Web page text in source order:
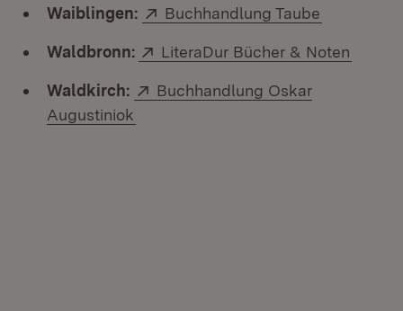
Waiblingen: Extern:
Buchhandlung Taube
Waldbronn: Extern:
LiteraDur Bücher & Noten
Waldkirch: Extern:
Buchhandlung Oskar
Augustiniok